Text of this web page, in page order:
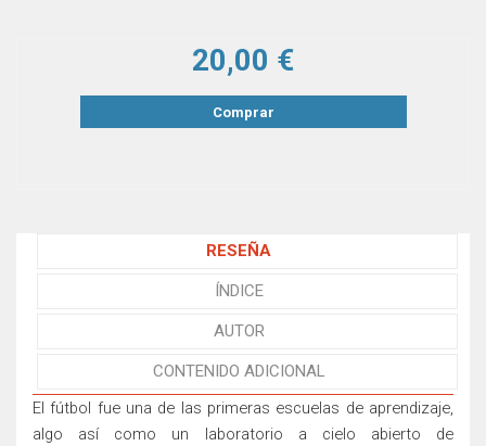
20,00 €
Comprar
RESEÑA
ÍNDICE
AUTOR
CONTENIDO ADICIONAL
El fútbol fue una de las primeras escuelas de aprendizaje,
algo así como un laboratorio a cielo abierto de